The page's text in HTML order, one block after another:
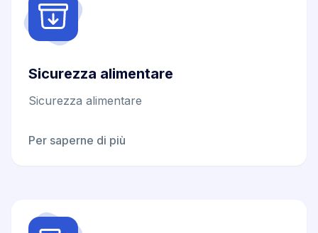
Sicurezza alimentare
Sicurezza alimentare
Per saperne di più